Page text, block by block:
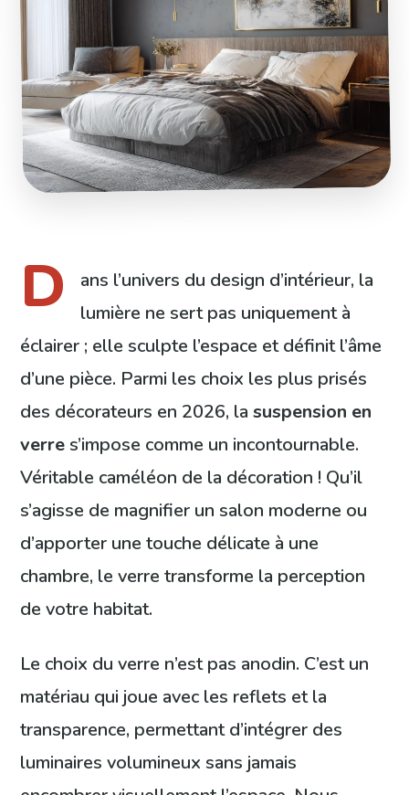
D
ans l’univers du design d’intérieur, la
lumière ne sert pas uniquement à
éclairer ; elle sculpte l’espace et définit l’âme
d’une pièce. Parmi les choix les plus prisés
des décorateurs en 2026, lasuspension en
verre s’impose comme un incontournable.
Véritable caméléon de la décoration ! Qu’il
s’agisse de magnifier un salon moderne ou
d’apporter une touche délicate à une
chambre, le verre transforme la perception
de votre habitat.
Le choix du verre n’est pas anodin. C’est un
matériau qui joue avec les reflets et la
transparence, permettant d’intégrer des
luminaires volumineux sans jamais